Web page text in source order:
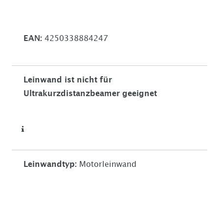
EAN: 4250338884247
Leinwand ist nicht für
Ultrakurzdistanzbeamer geeignet
Leinwandtyp: Motorleinwand